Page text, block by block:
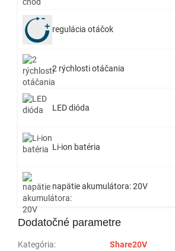
regulácia otáčok
2 rýchlosti otáčania
LED dióda
Li-ion batéria
napätie akumulátora: 20V
Dodatočné parametre
Kategória:
Share20V